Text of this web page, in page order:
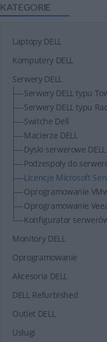
KATEGORIE
Laptopy DELL
Komputery DELL
Serwery DELL
Serwery DELL typu
Serwery DELL typu
Switche Dell
Macierze DELL
Dyski serwerowe DELL
Podzespoły do
Licencje Microsoft
Oprogramowanie
Oprogramowanie
Konfigurator
Monitory DELL
Oprogramowanie
Akcesoria DELL
DELL Refurbished
Outlet DELL
Usługi